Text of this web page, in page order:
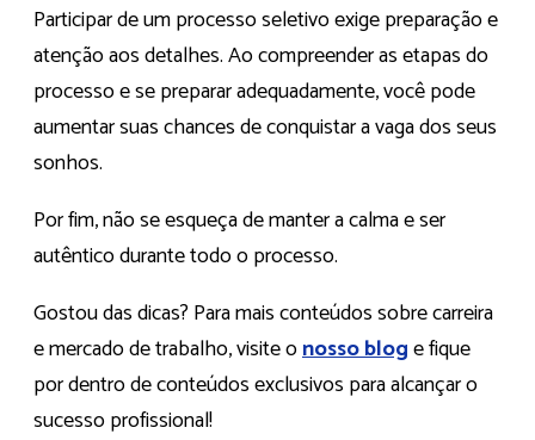
Participar de um processo seletivo exige preparação e
atenção aos detalhes. Ao compreender as etapas do
processo e se preparar adequadamente, você pode
aumentar suas chances de conquistar a vaga dos seus
sonhos.
Por fim, não se esqueça de manter a calma e ser
autêntico durante todo o processo.
Gostou das dicas? Para mais conteúdos sobre carreira
e mercado de trabalho, visite onosso bloge fique
por dentro de conteúdos exclusivos para alcançar o
sucesso profissional!